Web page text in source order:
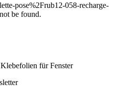
pose%2Frub12-058-recharge-
be found.
für Fenster